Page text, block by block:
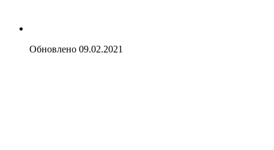
Обновлено 09.02.2021